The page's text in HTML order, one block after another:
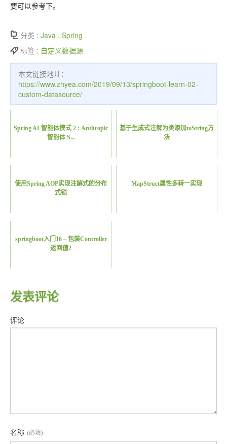
要可以参考下。
分类 : Java , Spring
标签 : 自定义数据源
本文链接地址：
https://www.zhyea.com/2019/09/13/springboot-learn-02-
custom-datasource/
Spring AI 智能体模式 2 : Anthropic
智能体 S...
基于生成式注解为类添加toString方
法
使用Spring AOP实现注解式的分布
式锁
MapStruct属性多转一实现
springboot入门16 – 包装Controller
返回值2
发表评论
评论
名称 (必填)